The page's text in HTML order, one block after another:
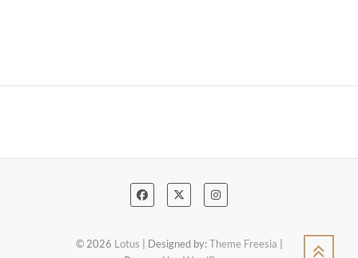
© 2026 Lotus | Designed by:Theme Freesia